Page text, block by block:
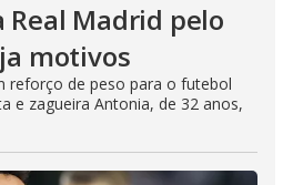
Madrid pelo
motivos
reforço de peso para o futebol
e zagueira Antonia, de 32 anos,